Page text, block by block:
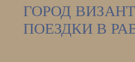
ГОРОД
ПОЕЗДКИ В